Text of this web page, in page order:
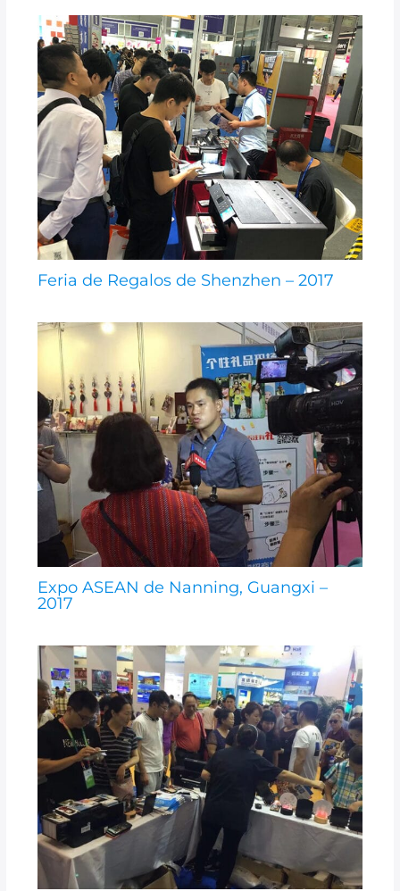
Feria de Regalos de Shenzhen – 2017
Expo ASEAN de Nanning, Guangxi –
2017